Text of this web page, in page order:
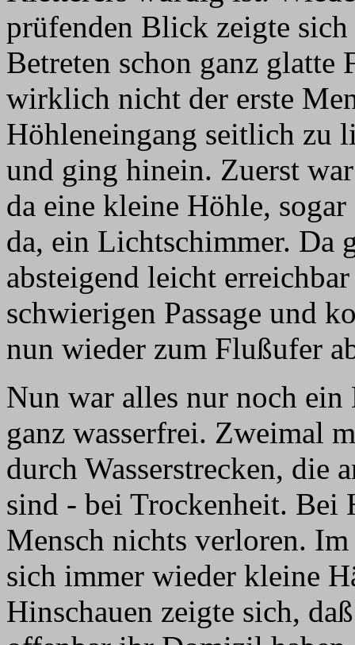
prüfenden Blick zeigte
Betreten schon ganz glatte
wirklich nicht der erste
Höhleneingang seitlich zu
und ging hinein. Zuerst
da eine kleine Höhle,
da, ein Lichtschimmer. Da
absteigend leicht
schwierigen Passage und
nun wieder zum Flußufer
Nun war alles nur noch
ganz wasserfrei. Zweimal
durch Wasserstrecken, die
sind - bei Trockenheit. Bei
Mensch nichts verloren.
sich immer wieder kleine
Hinschauen zeigte sich,